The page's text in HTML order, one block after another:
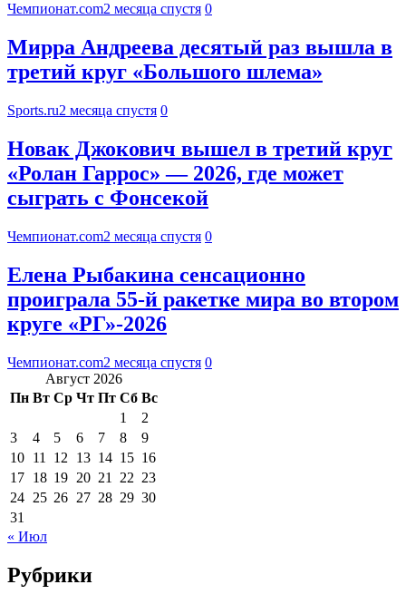
Чемпионат.com2 месяца спустя 0
Мирра Андреева десятый раз вышла в
третий круг «Большого шлема»
Sports.ru2 месяца спустя 0
Новак Джокович вышел в третий круг
«Ролан Гаррос» — 2026, где может
сыграть с Фонсекой
Чемпионат.com2 месяца спустя 0
Елена Рыбакина сенсационно
проиграла 55-й ракетке мира во втором
круге «РГ»-2026
Чемпионат.com2 месяца спустя 0
Август 2026
Пн Вт Ср Чт Пт Сб Вс
1
2
3
4 5 6 7 8
9
10 11 12 13 14 15 16
17 18 19 20 21 22 23
24 25 26 27 28 29 30
31
« Июл
Рубрики